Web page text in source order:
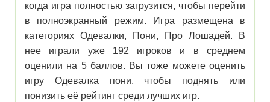
когда игра полностью загрузится, чтобы перейти
в полноэкранный режим. Игра размещена в
категориях Одевалки, Пони, Про Лошадей. В
нее играли уже 192 игроков и в среднем
оценили на 5 баллов. Вы тоже можете оценить
игру Одевалка пони, чтобы поднять или
понизить её рейтинг среди лучших игр.